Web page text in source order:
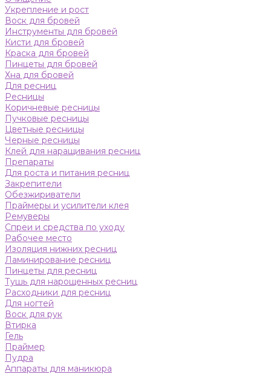
Укрепление и рост
Воск для бровей
Инструменты для бровей
Кисти для бровей
Краска для бровей
Пинцеты для бровей
Хна для бровей
Для ресниц
Ресницы
Коричневые ресницы
Пучковые ресницы
Цветные ресницы
Черные ресницы
Клей для наращивания ресниц
Препараты
Для роста и питания ресниц
Закрепители
Обезжириватели
Праймеры и усилители клея
Ремуверы
Спреи и средства по уходу
Рабочее место
Изоляция нижних ресниц
Ламинирование ресниц
Пинцеты для ресниц
Тушь для нарощенных ресниц
Расходники для ресниц
Для ногтей
Воск для рук
Втирка
Гель
Праймер
Пудра
Аппараты для маникюра